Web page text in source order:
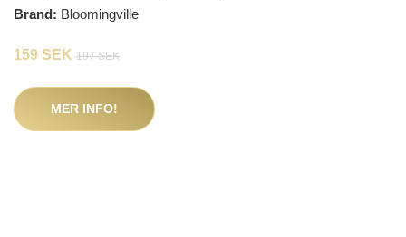
Brand: Bloomingville
159 SEK 197 SEK
MER INFO!